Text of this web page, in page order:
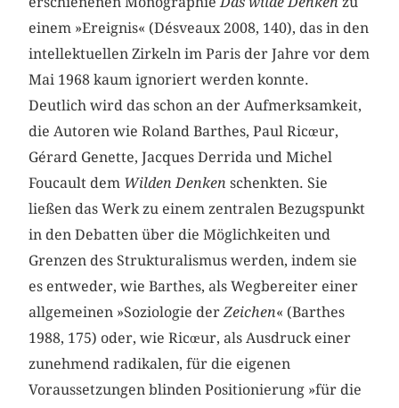
einem »Ereignis« (Désveaux 2008, 140), das in den
intellektuellen Zirkeln im Paris der Jahre vor dem
Mai 1968 kaum ignoriert werden konnte.
Deutlich wird das schon an der Aufmerksamkeit,
die Autoren wie Roland Barthes, Paul Ricœur,
Gérard Genette, Jacques Derrida und Michel
Foucault dem Wilden Denken schenkten. Sie
ließen das Werk zu einem zentralen Bezugspunkt
in den Debatten über die Möglichkeiten und
Grenzen des Strukturalismus werden, indem sie
es entweder, wie Barthes, als Wegbereiter einer
allgemeinen »Soziologie derZeichen« (Barthes
1988, 175) oder, wie Ricœur, als Ausdruck einer
zunehmend radikalen, für die eigenen
Voraussetzungen blinden Positionierung »für die